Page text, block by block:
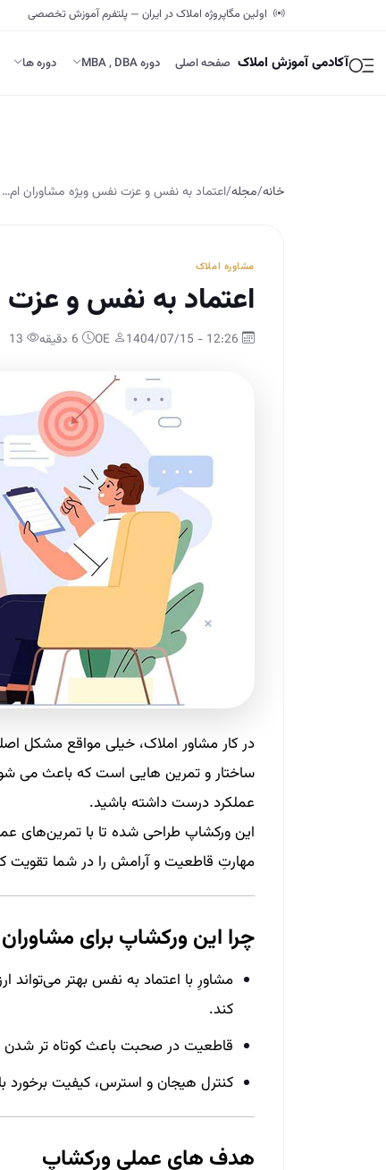
اولین مگاپروژه املاک در ایران — پلتفرم آموزش تخصصی
آکادمی آموزش املاک صفحه اصلی دوره MBA , DBA دوره ها
خانه/مجله/اعتماد به نفس و عزت نفس ویژه مشاوران ام…
مشاوره املاک
اعتماد به نفس و
در کار مشاور املاک، خیلی مواقع مشکل
ساختار و تمرین‌ هایی است که باعث می‌
عملکرد درست داشته باشید.
این ورکشاپ طراحی شده تا با تمرین‌های
مهارتِ قاطعیت و آرامش را در شما تقویت
چرا این ورکشاپ برای
مشاورِ با اعتماد به نفس بهتر
کند.
قاطعیت در صحبت باعث کوتاه‌ تر شدن
کنترل هیجان و استرس، کیفیت برخورد
هدف‌ های عملی ورکشاپ